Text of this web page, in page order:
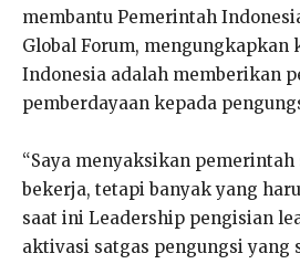
membantu Pemerintah
Global Forum, mengungkapkan
Indonesia adalah memberikan
pemberdayaan kepada
“Saya menyaksikan pemerintah
bekerja, tetapi banyak yang
saat ini Leadership pengisian
aktivasi satgas pengungsi yang